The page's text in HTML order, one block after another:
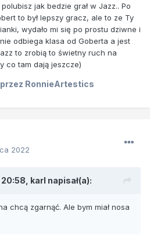
jak bedzie grał w Jazz.. Po
to był lepszy gracz, ale to ze Ty
wydało mi się po prostu dziwne i
odbiega klasa od Goberta a jest
to zrobią to świetny ruch na
co tam dają jeszcze)
przez RonnieArtestics
2022
karl napisał(a):
chcą zgarnąć. Ale bym miał nosa